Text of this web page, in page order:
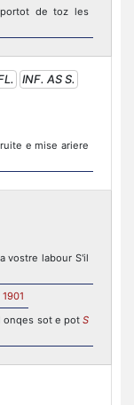
de toz les
INF. AS S.
e mise ariere
vostre labour S'il
1901
onqes sot e pot S